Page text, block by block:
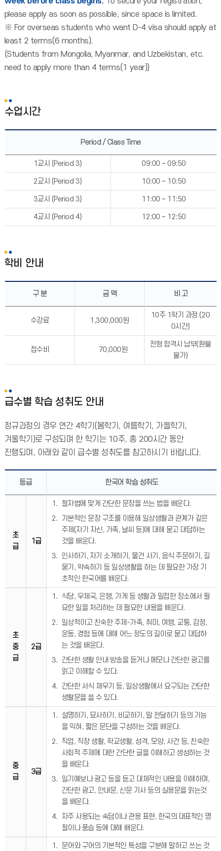
please apply as soon as possible, since space is limited.
※ For overseas students who want D-4 visa should apply at
least 2 terms(6 months).
(Students from Mongolia, Myanmar, and Uzbekistan, etc.
need to apply more than 4 terms(1 year))
수업시간
Period / Class Time
1교시 (Period 3) 09:00 ~ 09:50
2교시 (Period 3) 10:00 ~ 10:50
3교시 (Period 3) 11:00 ~ 11:50
4교시 (Period 4) 12:00 ~ 12:50
학비 안내
구 분 금 액 비 고
수강료 1,300,000원
10주 1학기 과정 (20
0시간)
접수비 70,000원
전형 합격시 납부(환불
불가)
급수별 학습 성취도 안내
정규과정의 경우 연간 4학기(봄학기, 여름학기, 가을학기,
겨울학기)로 구성되며 한 학기는 10주, 총 200시간 동안
진행되며, 아래와 같이 급수별 성취도를 참고하시기 바랍니다.
등급 한국어 학습 성취도
초
급
1급
철자법에 맞게 간단한 문장을 쓰는 법을 배운다.
기본적인 문장 구조를 이용해 일상생활과 관계가 깊은
주제(자기 자신, 가족, 날씨 등)에 대해 묻고 대답하는
것을 배운다.
인사하기, 자기 소개하기, 물건 사기, 음식 주문하기, 길
묻기, 약속하기 등 일상생활을 하는 데 필요한 가장 기
초적인 한국어를 배운다.
초
중
급
2급
식당, 우체국, 은행, 가게 등 생활과 밀접한 장소에서 필
요한 일을 처리하는 데 필요한 내용을 배운다.
일상적이고 친숙한 주제-가족, 취미, 여행, 교통, 감정,
운동, 경험 등에 대해 어느 정도의 길이로 묻고 대답하
는 것을 배운다.
간단한 생활 안내 방송을 듣거나 메모나 간단한 광고를
읽고 이해할 수 있다.
간단한 서식 채우기 등, 일상생활에서 요구되는 간단한
생활문을 쓸 수 있다.
중
급
3급
설명하기, 묘사하기, 비교하기, 말 전달하기 등의 기능
을 익혀, 짧은 문단을 구성하는 것을 배운다.
직업, 직장 생활, 학교생활, 성격, 모양, 사건 등, 친숙한
사회적 주제에 대한 간단한 글을 이해하고 생성하는 것
을 배운다.
일기예보나 광고 등을 듣고 대체적인 내용을 이해하며,
간단한 광고, 안내문, 신문 기사 등의 실용문을 읽는것
을 배운다.
자주 사용되는 속담이나 관용 표현, 한국의 대표적인 명
절이나 풍습 등에 대해 배운다.
문어와 구어의 기본적인 특성을 구분해 말하고 쓰는 것